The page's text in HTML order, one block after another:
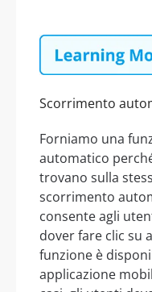
Scorrimento
Forniamo una
automatico
trovano sulla
scorrimento
consente agli
dover fare clic su
funzione è
applicazione